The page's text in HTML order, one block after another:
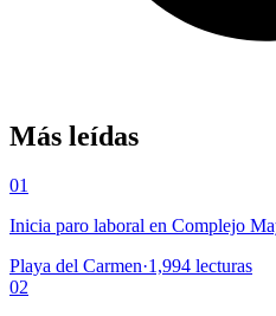
Más leídas
01
Inicia paro laboral en Complejo
Playa del Carmen·1,994 lecturas
02